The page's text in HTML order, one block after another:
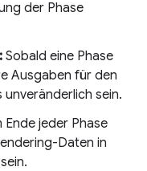
der Phase
Sobald eine Phase
Ausgaben für den
sein.
Ende jeder Phase
Daten in